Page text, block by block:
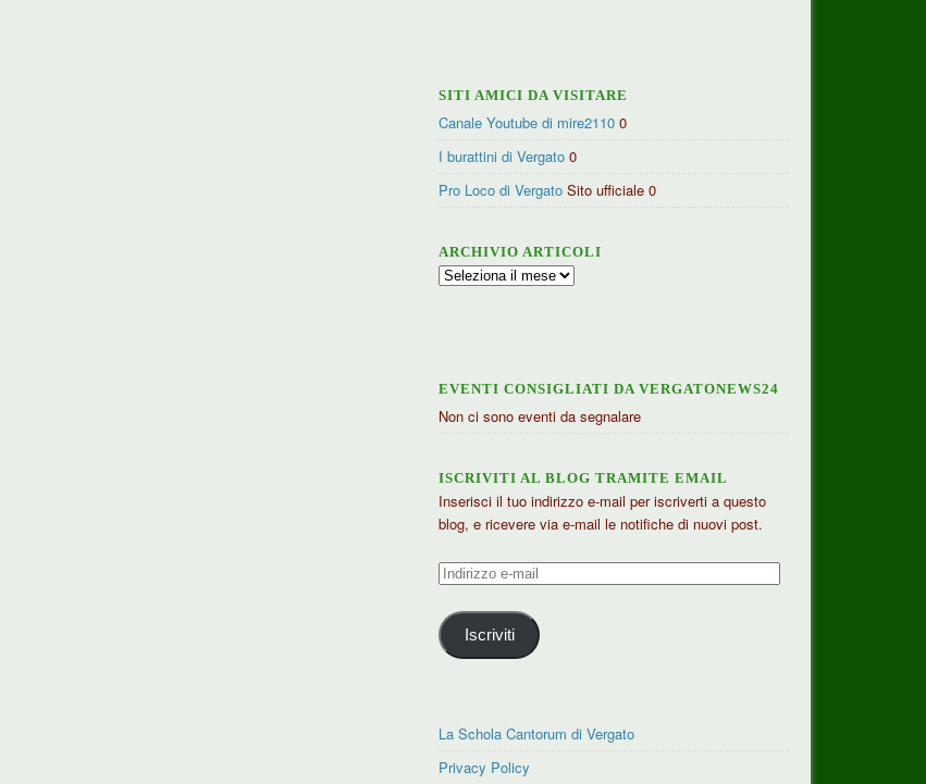
SITI AMICI DA VISITARE
Canale Youtube di mire2110 0
I burattini di Vergato 0
Pro Loco di Vergato Sito ufficiale 0
ARCHIVIO ARTICOLI
Archivio
EVENTI CONSIGLIATI DA VERGATONEWS24
Non ci sono eventi da segnalare
ISCRIVITI AL BLOG TRAMITE EMAIL
Inserisci il tuo indirizzo e-mail per iscriverti a questo
blog, e ricevere via e-mail le notifiche di nuovi post.
Indirizzo
mail
Iscriviti
La Schola Cantorum di Vergato
Privacy Policy